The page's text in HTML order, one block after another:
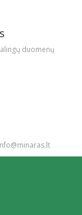
duomenų